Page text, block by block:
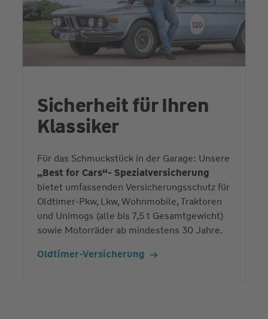
Sicherheit für Ihren
Klassiker
Für das Schmuckstück in der Garage: Unsere
„Best for Cars“- Spezialversicherung
bietet umfassenden Versicherungsschutz für
Oldtimer-Pkw, Lkw, Wohnmobile, Traktoren
und Unimogs (alle bis 7,5 t Gesamtgewicht)
sowie Motorräder ab mindestens 30 Jahre.
Oldtimer-Versicherung